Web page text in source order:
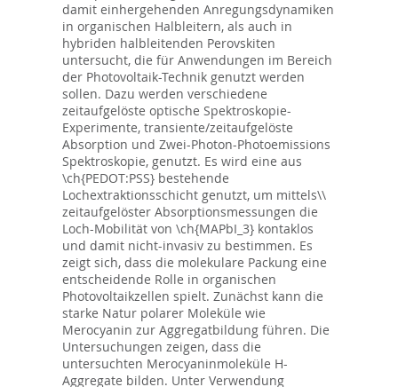
damit einhergehenden Anregungsdynamiken
in organischen Halbleitern, als auch in
hybriden halbleitenden Perovskiten
untersucht, die für Anwendungen im Bereich
der Photovoltaik-Technik genutzt werden
sollen. Dazu werden verschiedene
zeitaufgelöste optische Spektroskopie-
Experimente, transiente/zeitaufgelöste
Absorption und Zwei-Photon-Photoemissions
Spektroskopie, genutzt. Es wird eine aus
\ch{PEDOT:PSS} bestehende
Lochextraktionsschicht genutzt, um mittels\\
zeitaufgelöster Absorptionsmessungen die
Loch-Mobilität von \ch{MAPbI_3} kontaklos
und damit nicht-invasiv zu bestimmen. Es
zeigt sich, dass die molekulare Packung eine
entscheidende Rolle in organischen
Photovoltaikzellen spielt. Zunächst kann die
starke Natur polarer Moleküle wie
Merocyanin zur Aggregatbildung führen. Die
Untersuchungen zeigen, dass die
untersuchten Merocyaninmoleküle H-
Aggregate bilden. Unter Verwendung